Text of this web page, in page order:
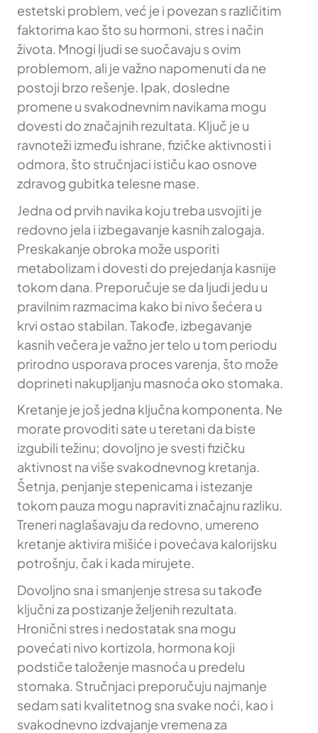
estetski problem, već je i povezan s različitim
faktorima kao što su hormoni, stres i način
života. Mnogi ljudi se suočavaju s ovim
problemom, ali je važno napomenuti da ne
postoji brzo rešenje. Ipak, dosledne
promene u svakodnevnim navikama mogu
dovesti do značajnih rezultata. Ključ je u
ravnoteži između ishrane, fizičke aktivnosti i
odmora, što stručnjaci ističu kao osnove
zdravog gubitka telesne mase.
Jedna od prvih navika koju treba usvojiti je
redovno jela i izbegavanje kasnih zalogaja.
Preskakanje obroka može usporiti
metabolizam i dovesti do prejedanja kasnije
tokom dana. Preporučuje se da ljudi jedu u
pravilnim razmacima kako bi nivo šećera u
krvi ostao stabilan. Takođe, izbegavanje
kasnih večera je važno jer telo u tom periodu
prirodno usporava proces varenja, što može
doprineti nakupljanju masnoća oko stomaka.
Kretanje je još jedna ključna komponenta. Ne
morate provoditi sate u teretani da biste
izgubili težinu; dovoljno je svesti fizičku
aktivnost na više svakodnevnog kretanja.
Šetnja, penjanje stepenicama i istezanje
tokom pauza mogu napraviti značajnu razliku.
Treneri naglašavaju da redovno, umereno
kretanje aktivira mišiće i povećava kalorijsku
potrošnju, čak i kada mirujete.
Dovoljno sna i smanjenje stresa su takođe
ključni za postizanje željenih rezultata.
Hronični stres i nedostatak sna mogu
povećati nivo kortizola, hormona koji
podstiče taloženje masnoća u predelu
stomaka. Stručnjaci preporučuju najmanje
sedam sati kvalitetnog sna svake noći, kao i
svakodnevno izdvajanje vremena za